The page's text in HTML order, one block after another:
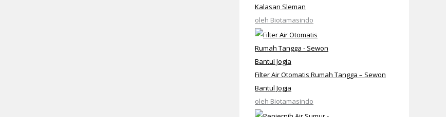
Kalasan Sleman
oleh Biotamasindo
Filter Air Otomatis Rumah Tangga – Sewon
Bantul Jogja
oleh Biotamasindo